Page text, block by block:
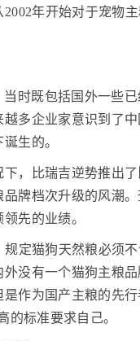
年开始对于宠物
时既包括国外一些
多企业家意识到了
生的。
，比瑞吉逆势推出
牌档次升级的风潮
先的业绩。
规定猫狗天然粮必须
没有一个猫狗主粮
作为国产主粮的先
的标准要求自己。